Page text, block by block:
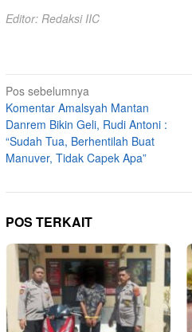
Editor: Redaksi IIC
Navigasi
pos
Pos sebelumnya
Komentar Amalsyah Mantan
Danrem Bikin Geli, Rudi Antoni :
“Sudah Tua, Berhentilah Buat
Manuver, Tidak Capek Apa”
POS TERKAIT